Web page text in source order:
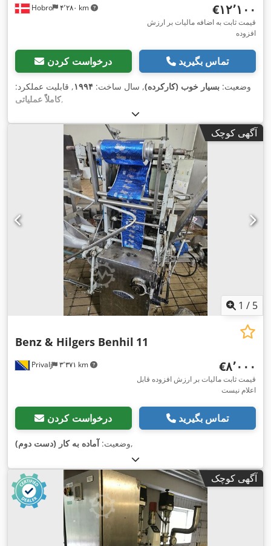
Hobro ۴٬۲۸۰ km ‎€۱۲٬۱۰۰
قیمت ثابت به اضافه مالیات بر ارزش
افزوده
درخواست کردن تماس بگیرید
وضعیت: بسیار خوب (کارکرده), سال ساخت: ۱۹۹۴, قابلیت عملکرد:
کاملاً عملیاتی,
آگهی کوچک
1 / 5
Privalj ۳٬۳۷۱ km
Benz & Hilgers Benhil 11
‎€۸٬۰۰۰
قیمت ثابت مالیات بر ارزش افزوده قابل
اعلام نیست
درخواست کردن تماس بگیرید
وضعیت: آماده به کار (دست دوم) ,
آگهی کوچک